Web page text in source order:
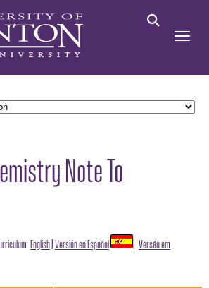
Note To
English|Versión en Español | Versão em